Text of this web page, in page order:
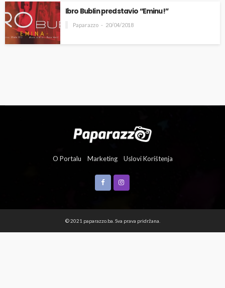
Ibro Bublin predstavio “Eminu!”
Paparazzo 20/04/2018
O Portalu Marketing Uslovi Korištenja
© 2021 paparazzo.ba. Sva prava pridržana.